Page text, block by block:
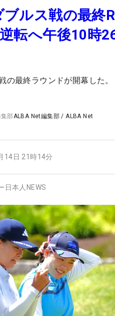
ブルス戦の最
転へ午後10時
の最終ラウンドが開幕した。
部ALBA Net編集部 /ALBA Net
14日 21時14分
日本人NEWS